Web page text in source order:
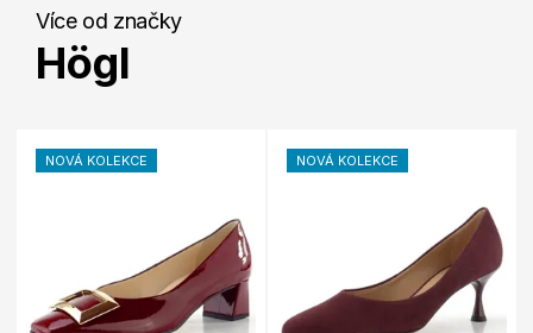
Více od značky
Högl
NOVÁ KOLEKCE NOVÁ KOLEKCE